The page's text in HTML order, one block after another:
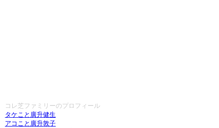
コレ芝ファミリーのプロフィール
タケこと廣升健生
アコこと廣升敦子